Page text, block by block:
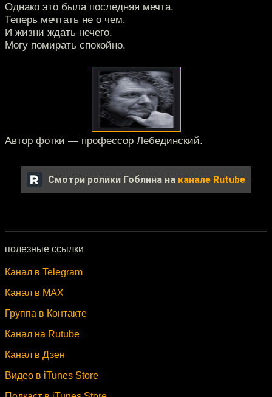
Однако это была последняя мечта.
Теперь мечтать не о чем.
И жизни ждать нечего.
Могу помирать спокойно.
Автор фотки — профессор Лебединский.
Смотри ролики Гоблина на канале Rutube
полезные ссылки
Канал в Telegram
Канал в MAX
Группа в Контакте
Канал на Rutube
Канал в Дзен
Видео в iTunes Store